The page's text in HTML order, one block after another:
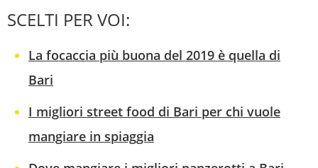
SCELTI PER VOI:
La focaccia più buona del 2019 è quella di
Bari
I migliori street food di Bari per chi vuole
mangiare in spiaggia